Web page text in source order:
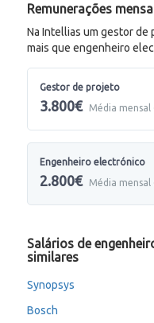
Remunerações
Na Intellias um gestor de
mais que engenheiro
Gestor de projeto
3.800€ Média mensal
Engenheiro electrónico
2.800€ Média mensal
Salários de
similares
Synopsys
Bosch